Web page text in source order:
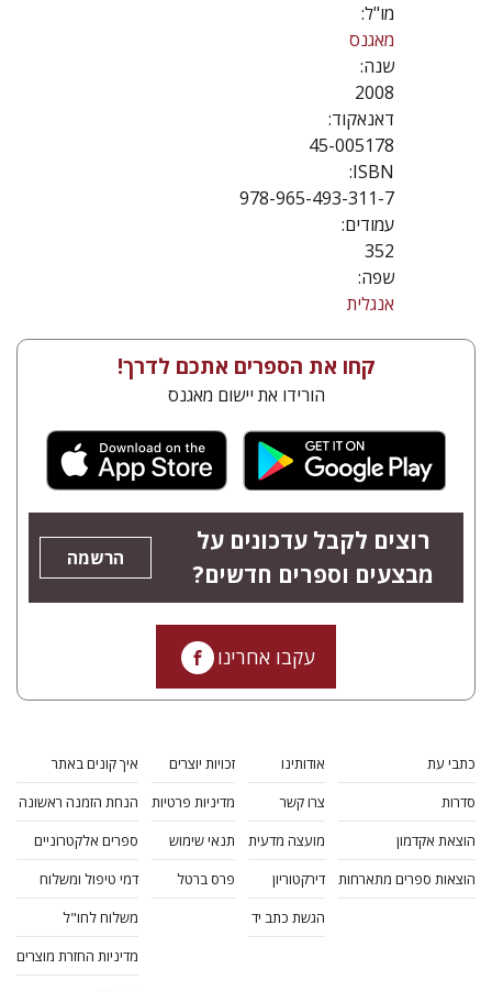
מו"ל:
מאגנס
שנה:
2008
דאנאקוד:
45-005178
ISBN:
978-965-493-311-7
עמודים:
352
שפה:
אנגלית
קחו את הספרים אתכם לדרך!
הורידו את יישום מאגנס
רוצים לקבל עדכונים על
מבצעים וספרים חדשים?
הרשמה
עקבו אחרינו
כתבי עת
סדרות
הוצאת אקדמון
הוצאות ספרים מתארחות
אודותינו
צרו קשר
מועצה מדעית
דירקטוריון
הגשת כתב יד
זכויות יוצרים
מדיניות פרטיות
תנאי שימוש
פרס ברטל
איך קונים באתר
הנחת הזמנה ראשונה
ספרים אלקטרוניים
דמי טיפול ומשלוח
משלוח לחו"ל
מדיניות החזרת מוצרים